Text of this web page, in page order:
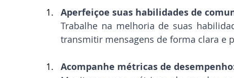
Aperfeiçoe suas habilidades de
Trabalhe na melhoria de suas
transmitir mensagens de forma clara e
Acompanhe métricas de